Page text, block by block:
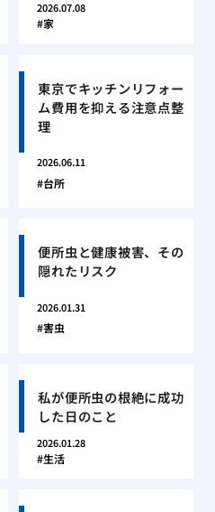
2026.07.08
家
東京でキッチンリフォー
ム費用を抑える注意点整
理
2026.06.11
台所
便所虫と健康被害、その
隠れたリスク
2026.01.31
害虫
私が便所虫の根絶に成功
した日のこと
2026.01.28
生活